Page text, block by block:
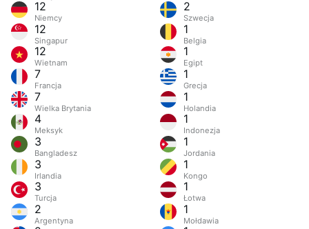
12
Niemcy
12
Singapur
12
Wietnam
7
Francja
7
Wielka Brytania
4
Meksyk
3
Bangladesz
3
Irlandia
3
Turcja
2
Argentyna
2
Szwecja
1
Belgia
1
Egipt
1
Grecja
1
Holandia
1
Indonezja
1
Jordania
1
Kongo
1
Łotwa
1
Mołdawia